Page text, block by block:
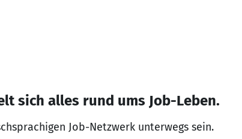
sich alles rund ums Job-Leben.
Job-Netzwerk unterwegs sein.